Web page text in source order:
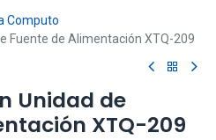
Computo
Fuente de Alimentación XTQ-209
Unidad de
XTQ-209